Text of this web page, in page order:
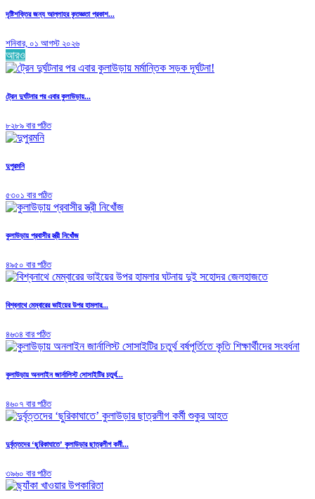
দৃষ্টিশক্তির জন্য আল্লাহর কৃতজ্ঞতা প্রকাশ...
শনিবার, ০১ আগস্ট ২০২৬
আরও
ট্রেন দুর্ঘটনার পর এবার কুলাউড়ায়...
৮২৮৯ বার পঠিত
দুপুরমনি
৫৩০১ বার পঠিত
কুলাউড়ায় প্রবাসীর স্ত্রী নিখোঁজ
৪৯৫০ বার পঠিত
বিশ্বনাথে মেম্বারের ভাইয়ের উপর হামলার...
৪৬৩৪ বার পঠিত
কুলাউড়ায় অনলাইন জার্নালিস্ট সোসাইটির চতুর্থ...
৪৬০৭ বার পঠিত
দুর্বৃত্তদের ‘ছুরিকাঘাতে’ কুলাউড়ার ছাত্রলীগ কর্মী...
৩৯৬০ বার পঠিত